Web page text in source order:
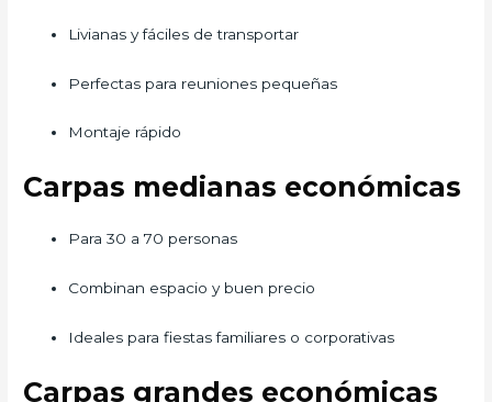
Livianas y fáciles de transportar
Perfectas para reuniones pequeñas
Montaje rápido
Carpas medianas económicas
Para 30 a 70 personas
Combinan espacio y buen precio
Ideales para fiestas familiares o corporativas
Carpas grandes económicas